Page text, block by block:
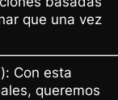
que una vez
Con esta
queremos